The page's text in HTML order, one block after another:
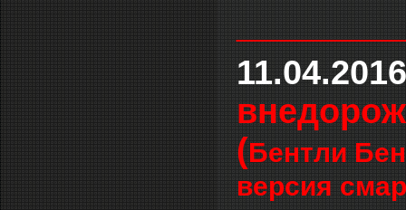
11.04.2016
(Бентли
версия